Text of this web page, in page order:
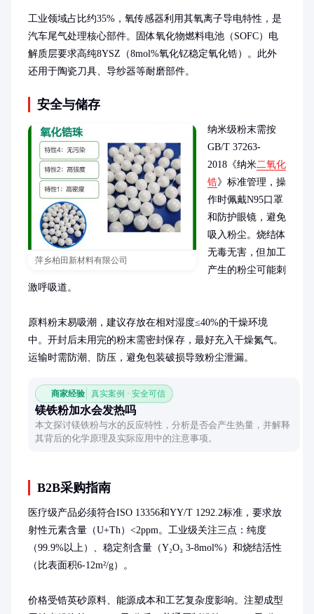
工业领域占比约35%，氧传感器利用其氧离子导电特性，是
汽车尾气处理核心部件。固体氧化物燃料电池（SOFC）电
解质层要求高纯8YSZ（8mol%氧化钇稳定氧化锆）。此外
还用于陶瓷刀具、导纱器等耐磨部件。
安全与储存
萍乡柏田新材料有限公司
纳米级粉末需按
GB/T 37263-
2018《纳米二氧化
锆》标准管理，操
作时佩戴N95口罩
和防护眼镜，避免
吸入粉尘。烧结体
无毒无害，但加工
产生的粉尘可能刺
激呼吸道。
原料粉末易吸潮，建议存放在相对湿度≤40%的干燥环境
中。开封后未用完的粉末需密封保存，最好充入干燥氮气。
运输时需防潮、防压，避免包装破损导致粉尘泄漏。
商家经验 真实案例 · 安全可信
镁铁粉加水会发热吗
本文探讨镁铁粉与水的反应特性，分析是否会产生热量，并解释
其背后的化学原理及实际应用中的注意事项。
B2B采购指南
医疗级产品必须符合ISO 13356和YY/T 1292.2标准，要求放
射性元素含量（U+Th）<2ppm。工业级关注三点：纯度
（99.9%以上）、稳定剂含量（Y₂O₃ 3-8mol%）和烧结活性
（比表面积6-12m²/g）。
价格受锆英砂原料、能源成本和工艺复杂度影响。注塑成型